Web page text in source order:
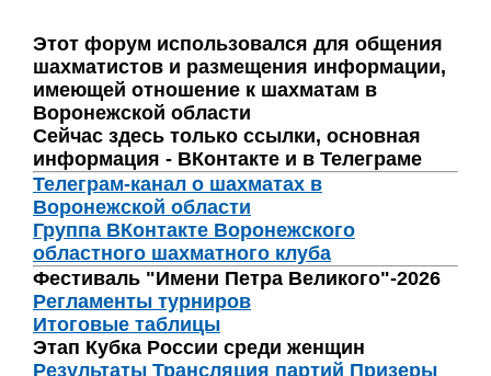
Этот форум использовался для общения
шахматистов и размещения информации,
имеющей отношение к шахматам в
Воронежской области
Сейчас здесь только ссылки, основная
информация - ВКонтакте и в Телеграме
Телеграм-канал о шахматах в
Воронежской области
Группа ВКонтакте Воронежского
областного шахматного клуба
Фестиваль "Имени Петра Великого"-2026
Регламенты турниров
Итоговые таблицы
Этап Кубка России среди женщин
Результаты Трансляция партий Призеры